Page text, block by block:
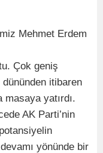
Mehmet Erdem
Çok geniş
itibaren
masaya yatırdı.
AK Parti’nin
yönünde bir